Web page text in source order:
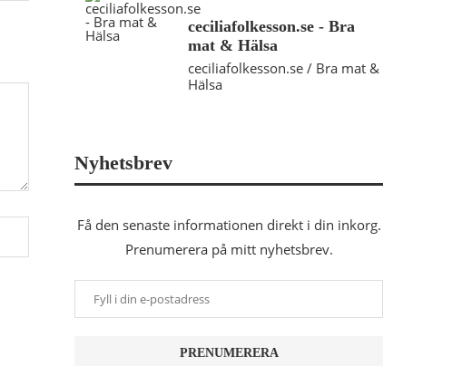
ceciliafolkesson.se - Bra
mat & Hälsa
ceciliafolkesson.se / Bra mat &
Hälsa
Nyhetsbrev
Få den senaste informationen direkt i din inkorg.
Prenumerera på mitt nyhetsbrev.